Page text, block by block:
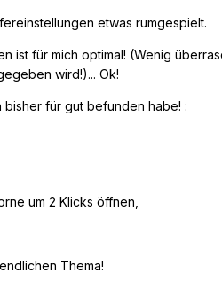
etwas rumgespielt.
ist für mich optimal! (Wenig
wird!)... Ok!
bisher für gut befunden habe!:
um 2 Klicks öffnen,
Thema!